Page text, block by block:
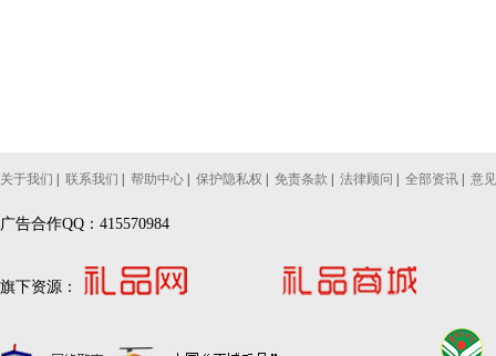
关于我们 联系我们 帮助中心 保护隐私权 免责条款 法律顾问 全部资讯 意
广告合作QQ：415570984
旗下资源：